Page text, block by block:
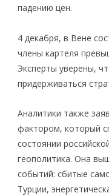
падению цен.
4 декабря, в Вене
члены картеля
Эксперты уверены,
придерживаться
Аналитики также
фактором, который
состоянии
геополитика. Она
событий: сбитые
Турции,